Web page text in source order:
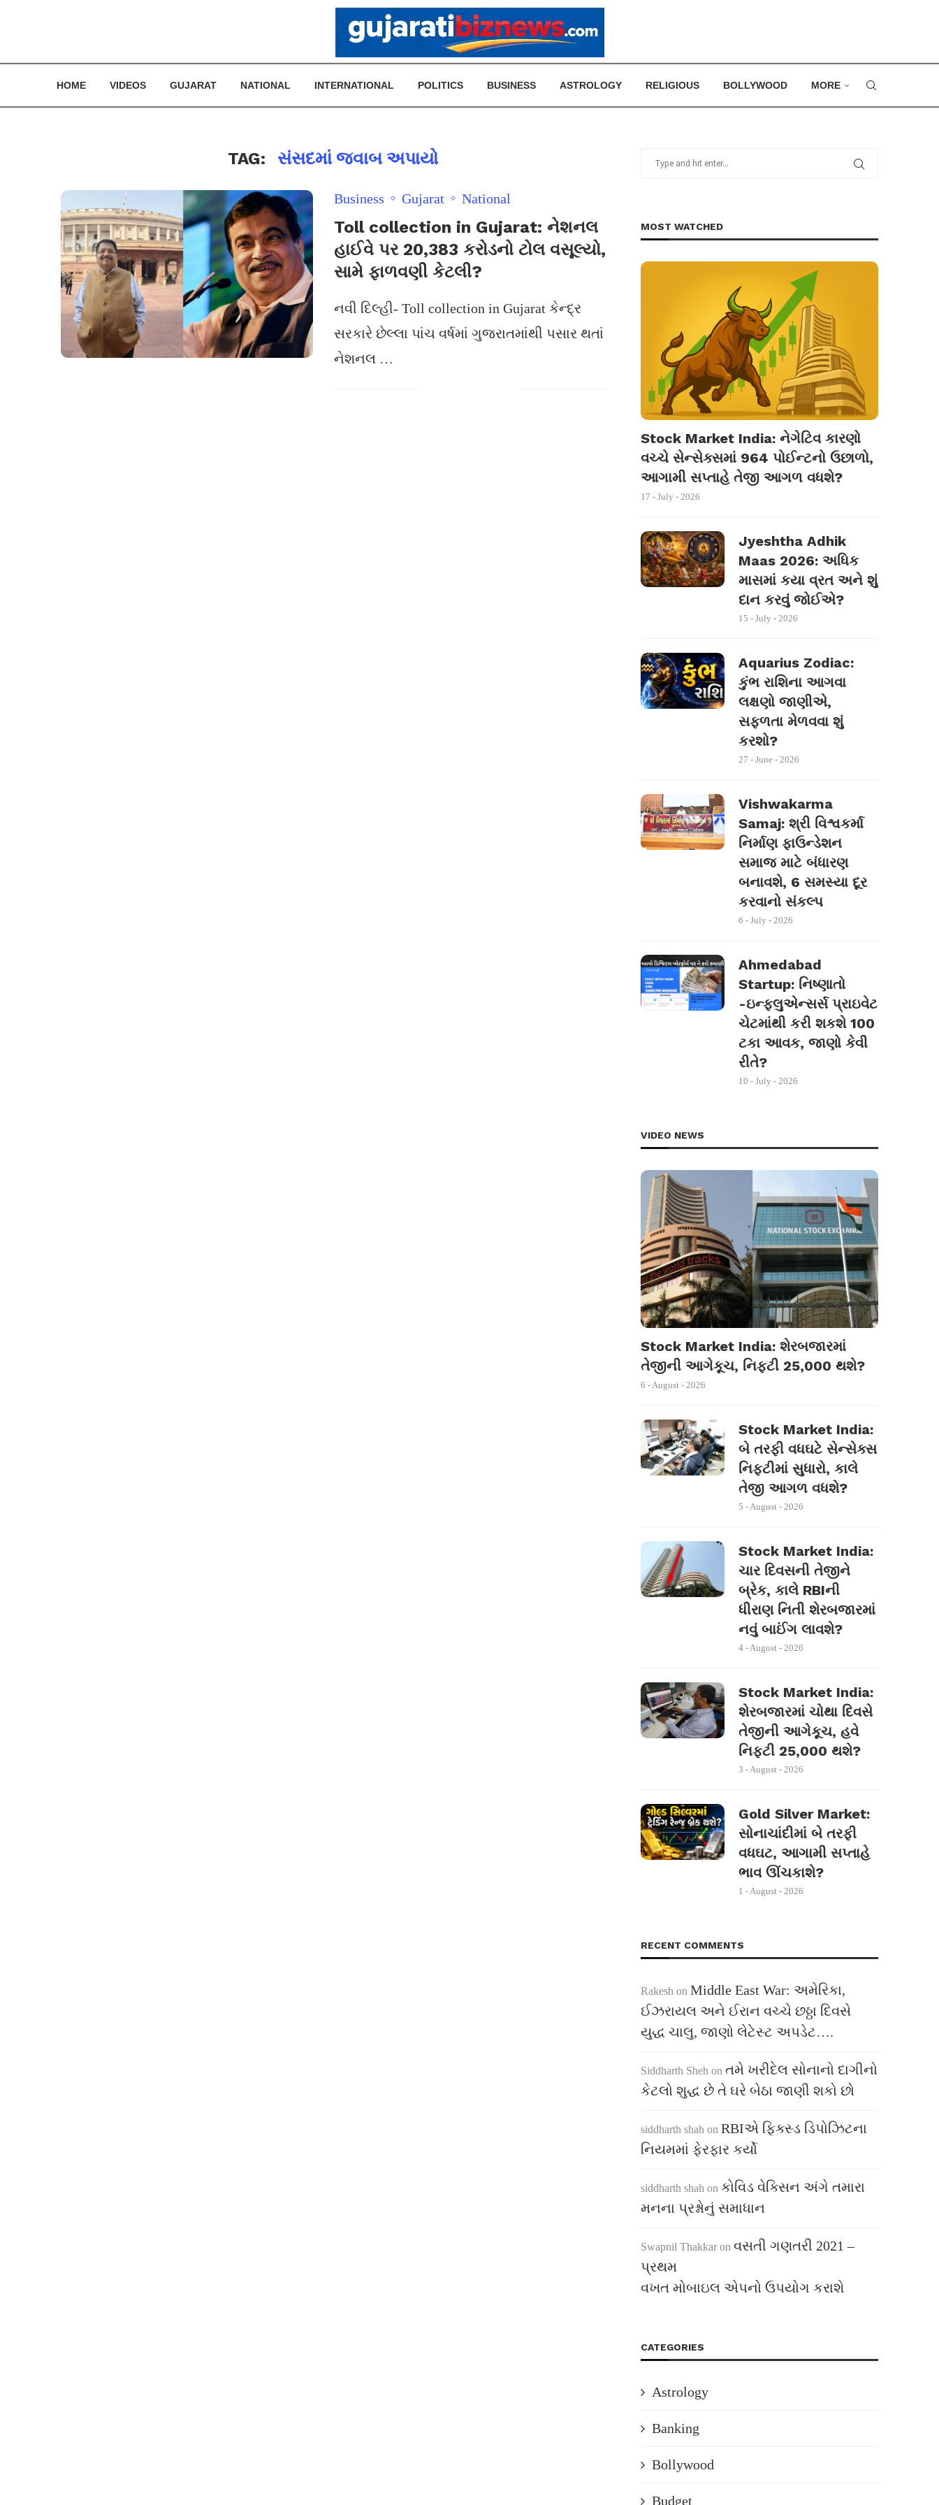
HOME VIDEOS GUJARAT NATIONAL INTERNATIONAL POLITICS BUSINESS ASTROLOGY RELIGIOUS BOLLYWOOD MORE
TAG: સંસદમાં જવાબ અપાયો
Business Gujarat National
Toll collection in Gujarat: નેશનલ
હાઈવે પર 20,383 કરોડનો ટોલ વસૂલ્યો,
સામે ફાળવણી કેટલી?
નવી દિલ્હી- Toll collection in Gujarat કેન્દ્ર
સરકારે છેલ્લા પાંચ વર્ષમાં ગુજરાતમાંથી પસાર થતાં
નેશનલ …
MOST WATCHED
Stock Market India: નેગેટિવ કારણો
વચ્ચે સેન્સેક્સમાં 964 પોઈન્ટનો ઉછાળો,
આગામી સપ્તાહે તેજી આગળ વધશે?
17 - July - 2026
Jyeshtha Adhik
Maas 2026: અધિક
માસમાં કયા વ્રત અને શું
દાન કરવું જોઈએ?
15 - July - 2026
Aquarius Zodiac:
કુંભ રાશિના આગવા
લક્ષણો જાણીએ,
સફળતા મેળવવા શું
કરશો?
27 - June - 2026
Vishwakarma
Samaj: શ્રી વિશ્વકર્મા
નિર્માણ ફાઉન્ડેશન
સમાજ માટે બંધારણ
બનાવશે, 6 સમસ્યા દૂર
કરવાનો સંકલ્પ
6 - July - 2026
Ahmedabad
Startup: નિષ્ણાતો
-ઇન્ફ્લુએન્સર્સ પ્રાઇવેટ
ચેટમાંથી કરી શકશે 100
ટકા આવક, જાણો કેવી
રીતે?
10 - July - 2026
VIDEO NEWS
Stock Market India: શેરબજારમાં
તેજીની આગેકૂચ, નિફ્ટી 25,000 થશે?
6 - August - 2026
Stock Market India:
બે તરફી વધઘટે સેન્સેક્સ
નિફ્ટીમાં સુધારો, કાલે
તેજી આગળ વધશે?
5 - August - 2026
Stock Market India:
ચાર દિવસની તેજીને
બ્રેક, કાલે RBIની
ધીરાણ નિતી શેરબજારમાં
નવું બાઈંગ લાવશે?
4 - August - 2026
Stock Market India:
શેરબજારમાં ચોથા દિવસે
તેજીની આગેકૂચ, હવે
નિફ્ટી 25,000 થશે?
3 - August - 2026
Gold Silver Market:
સોનાચાંદીમાં બે તરફી
વધઘટ, આગામી સપ્તાહે
ભાવ ઊંચકાશે?
1 - August - 2026
RECENT COMMENTS
Rakesh on Middle East War: અમેરિકા,
ઈઝરાયલ અને ઈરાન વચ્ચે છઠ્ઠા દિવસે
યુદ્ધ ચાલુ, જાણો લેટેસ્ટ અપડેટ….
Siddharth Sheh on તમે ખરીદેલ સોનાનો દાગીનો
કેટલો શુદ્ધ છે તે ઘરે બેઠા જાણી શકો છો
siddharth shah on RBIએ ફિક્સ્ડ ડિપોઝિટના
નિયમમાં ફેરફાર કર્યો
siddharth shah on કોવિડ વેક્સિન અંગે તમારા
મનના પ્રશ્નોનું સમાધાન
Swapnil Thakkar on વસતી ગણતરી 2021 –
પ્રથમ
વખત મોબાઇલ એપનો ઉપયોગ કરાશે
CATEGORIES
Astrology
Banking
Bollywood
Budget